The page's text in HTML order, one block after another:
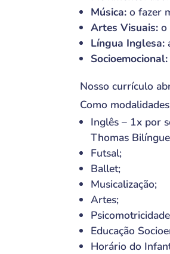
Música:o fazer
Artes Visuais:o
Língua Inglesa:
Socioemocional:
Nosso currículo
Como
Inglês – 1x por
Thomas
Futsal;
Ballet;
Musicalização;
Artes;
Educação
Horário do